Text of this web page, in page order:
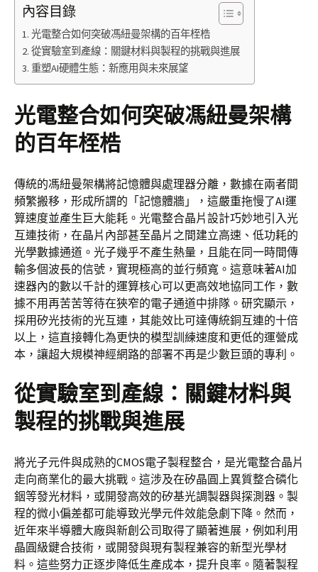
內容目錄
光電整合如何突破馮紐曼架構的百年桎梏
從實驗室到產線：關鍵材料與製程的挑戰與進展
重塑AI硬體生態：新應用與未來展望
光電整合如何突破馮紐曼架構
的百年桎梏
傳統的馮紐曼架構將記憶體與處理器分離，數據在兩者間
頻繁搬移，形成所謂的「記憶體牆」，這嚴重拖慢了AI運
算速度並產生巨大能耗。光電整合晶片設計巧妙地引入光
互連技術，在晶片內部甚至晶片之間建立高速、低功耗的
光學數據通道。光子幾乎不產生熱量，且能在同一時間傳
輸多個波長的信號，實現極高的並行頻寬。這意味著AI加
速器內的數以千計的運算核心可以更高效地協同工作，數
據不用再苦苦等待在狹窄的電子通道中排隊。研究顯示，
採用矽光技術的光互連，其能效比可達傳統銅互連的十倍
以上，這直接轉化為更快的模型訓練速度和更低的運營成
本，讓超大規模神經網路的部署不再是少數巨頭的專利。
從實驗室到產線：關鍵材料與
製程的挑戰與進展
將光子元件與成熟的CMOS電子製程整合，是光電整合晶片
走向商業化的最大挑戰。這涉及在矽晶圓上異質整合磷化
銦等發光材料，或開發高效的矽基光調製器與探測器。製
程的微小偏差都可能導致光學元件效能急劇下降。然而，
近年來半導體大廠與新創公司取得了顯著進展，例如利用
晶圓級鍵合技術，或開發與現有製程兼容的新型光學材
料。這些努力正逐步降低生產成本，提升良率。隨著製程